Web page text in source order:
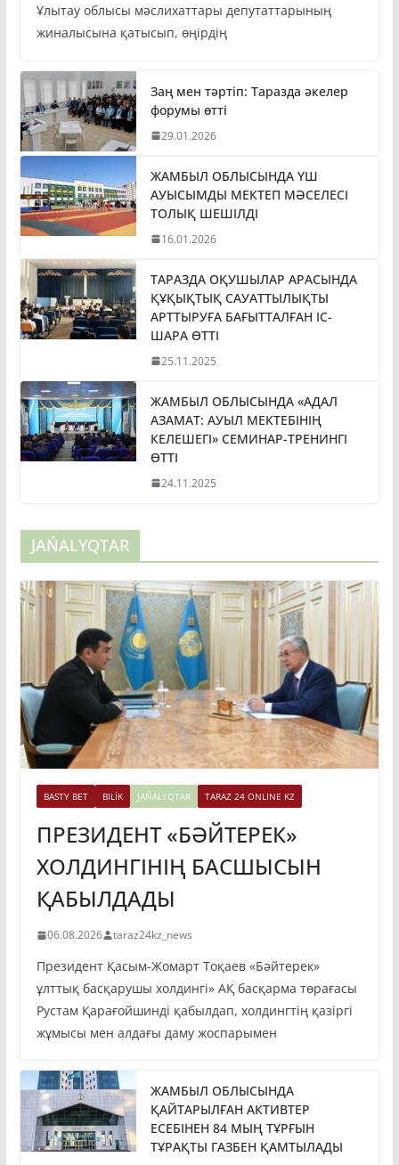
Ұлытау облысы мәслихаттары депутаттарының
жиналысына қатысып, өңірдің
Заң мен тәртіп: Таразда әкелер
форумы өтті
29.01.2026
ЖАМБЫЛ ОБЛЫСЫНДА ҮШ
АУЫСЫМДЫ МЕКТЕП МӘСЕЛЕСІ
ТОЛЫҚ ШЕШІЛДІ
16.01.2026
ТАРАЗДА ОҚУШЫЛАР АРАСЫНДА
ҚҰҚЫҚТЫҚ САУАТТЫЛЫҚТЫ
АРТТЫРУҒА БАҒЫТТАЛҒАН ІС-
ШАРА ӨТТІ
25.11.2025
ЖАМБЫЛ ОБЛЫСЫНДА «АДАЛ
АЗАМАТ: АУЫЛ МЕКТЕБІНІҢ
КЕЛЕШЕГІ» СЕМИНАР-ТРЕНИНГІ
ӨТТІ
24.11.2025
JAŃALYQTAR
BASTY BET BILİK JAŃALYQTAR TARAZ 24 ONLINE KZ
ПРЕЗИДЕНТ «БӘЙТЕРЕК»
ХОЛДИНГІНІҢ БАСШЫСЫН
ҚАБЫЛДАДЫ
06.08.2026 taraz24kz_news
Президент Қасым-Жомарт Тоқаев «Бәйтерек»
ұлттық басқарушы холдингі» АҚ басқарма төрағасы
Рустам Қарағойшинді қабылдап, холдингтің қазіргі
жұмысы мен алдағы даму жоспарымен
ЖАМБЫЛ ОБЛЫСЫНДА
ҚАЙТАРЫЛҒАН АКТИВТЕР
ЕСЕБІНЕН 84 МЫҢ ТҰРҒЫН
ТҰРАҚТЫ ГАЗБЕН ҚАМТЫЛАДЫ